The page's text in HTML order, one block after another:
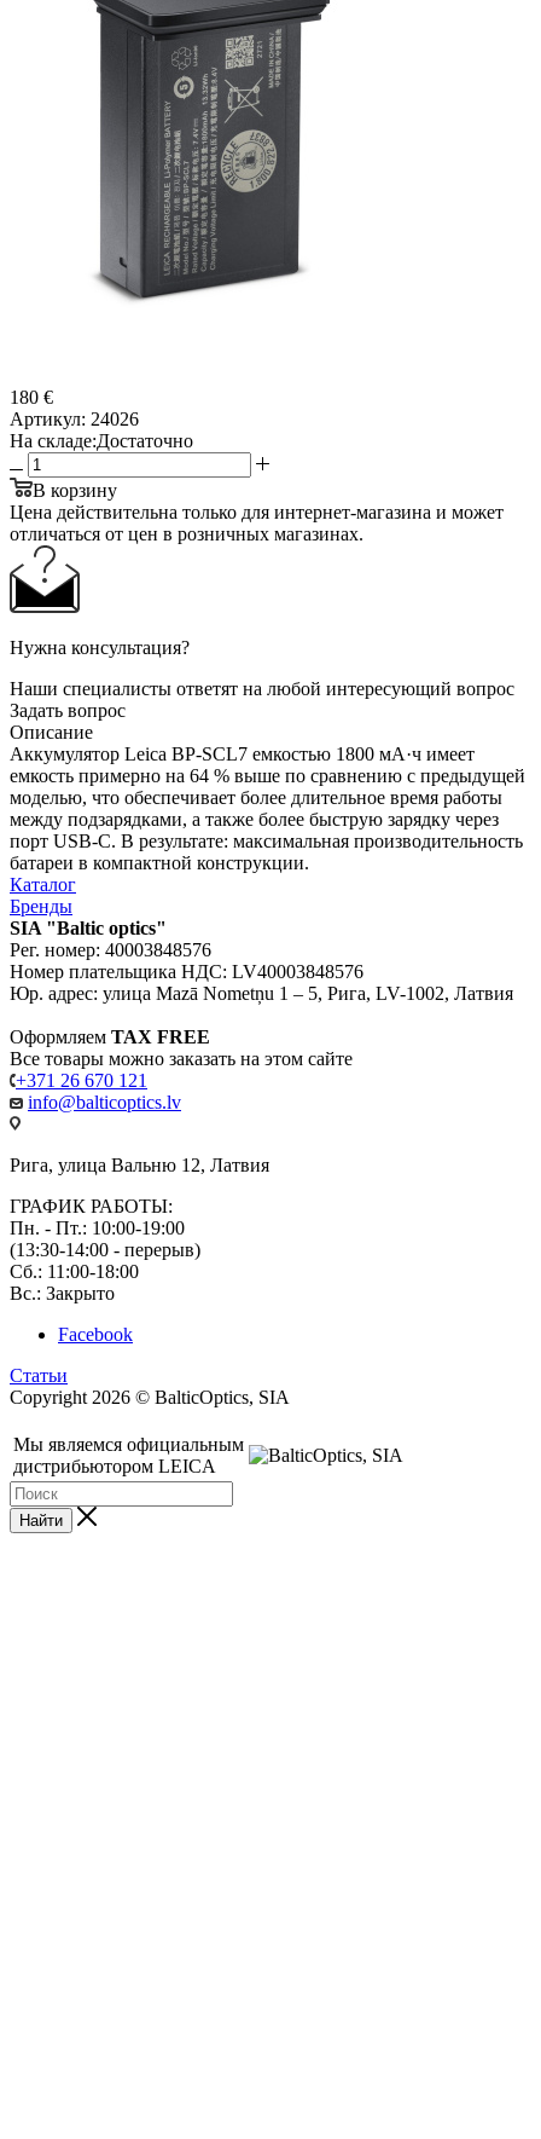
180 €
Артикул: 24026
На складе:Достаточно
В корзину
Цена действительна только для интернет-магазина и может
отличаться от цен в розничных магазинах.
Нужна консультация?
Наши специалисты ответят на любой интересующий вопрос
Задать вопрос
Описание
Аккумулятор Leica BP-SCL7 емкостью 1800 мА·ч имеет
емкость примерно на 64 % выше по сравнению с предыдущей
моделью, что обеспечивает более длительное время работы
между подзарядками, а также более быструю зарядку через
порт USB-C. В результате: максимальная производительность
батареи в компактной конструкции.
Каталог
Бренды
SIA "Baltic optics"
Рег. номер: 40003848576
Номер плательщика НДС: LV40003848576
Юр. адрес: улица Mazā Nometņu 1 – 5, Рига, LV-1002, Латвия
Оформляем TAX FREE
Все товары можно заказать на этом сайте
+371 26 670 121
info@balticoptics.lv
Рига, улица Вальню 12, Латвия
ГРАФИК РАБОТЫ:
Пн. - Пт.: 10:00-19:00
(13:30-14:00 - перерыв)
Сб.: 11:00-18:00
Вс.: Закрыто
Facebook
Статьи
Copyright 2026 © BalticOptics, SIA
Мы являемся официальным
дистрибьютором LEICA
Найти